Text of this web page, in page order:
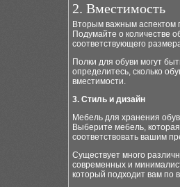
2. Вместимость
Вторым важным аспектом
Подумайте о количестве
соответствующего
Полки для обуви могут
определитесь, сколько
вместимости.
3. Стиль и дизайн
Мебель для хранения
Выберите мебель,
соответствовать вашим
Существует много
современных и
который подходит вам по